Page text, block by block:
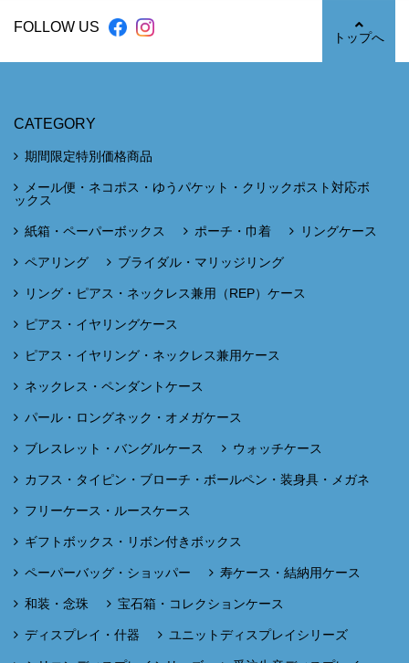
FOLLOW US
トップへ
CATEGORY
期間限定特別価格商品
メール便・ネコポス・ゆうパケット・クリックポスト対応ボ
ックス
紙箱・ペーパーボックス ポーチ・巾着 リングケース
ペアリング ブライダル・マリッジリング
リング・ピアス・ネックレス兼用（REP）ケース
ピアス・イヤリングケース
ピアス・イヤリング・ネックレス兼用ケース
ネックレス・ペンダントケース
パール・ロングネック・オメガケース
ブレスレット・バングルケース ウォッチケース
カフス・タイピン・ブローチ・ボールペン・装身具・メガネ
フリーケース・ルースケース
ギフトボックス・リボン付きボックス
ペーパーバッグ・ショッパー 寿ケース・結納用ケース
和装・念珠 宝石箱・コレクションケース
ディスプレイ・什器 ユニットディスプレイシリーズ